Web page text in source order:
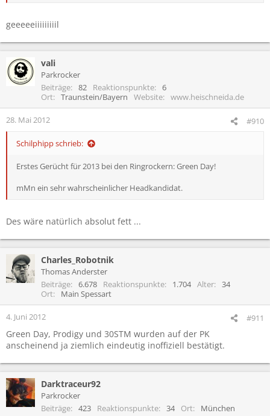
geeeeeiiiiiiiiil
vali
Parkrocker
Beiträge
82 Reaktionspunkte
6
Ort
Traunstein/Bayern Website www.heischneida.de
28. Mai 2012 #910
Schilphipp schrieb:
Erstes Gerücht für 2013 bei den Ringrockern: Green Day!
mMn ein sehr wahrscheinlicher Headkandidat.
Des wäre natürlich absolut fett ...
Charles_Robotnik
Thomas Anderster
Beiträge
6.678 Reaktionspunkte 1.704 Alter
34
Ort
Main Spessart
4. Juni 2012 #911
Green Day, Prodigy und 30STM wurden auf der PK
anscheinend ja ziemlich eindeutig inoffiziell bestätigt.
Darktraceur92
Parkrocker
Beiträge
423 Reaktionspunkte 34 Ort München